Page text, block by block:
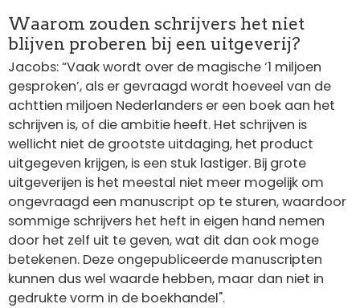
Waarom zouden schrijvers het niet
blijven proberen bij een uitgeverij?
Jacobs: “Vaak wordt over de magische ‘1 miljoen
gesproken’, als er gevraagd wordt hoeveel van de
achttien miljoen Nederlanders er een boek aan het
schrijven is, of die ambitie heeft. Het schrijven is
wellicht niet de grootste uitdaging, het product
uitgegeven krijgen, is een stuk lastiger. Bij grote
uitgeverijen is het meestal niet meer mogelijk om
ongevraagd een manuscript op te sturen, waardoor
sommige schrijvers het heft in eigen hand nemen
door het zelf uit te geven, wat dit dan ook moge
betekenen. Deze ongepubliceerde manuscripten
kunnen dus wel waarde hebben, maar dan niet in
gedrukte vorm in de boekhandel".